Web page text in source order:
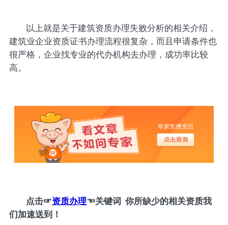
以上就是关于建筑资质办理失败分析的相关介绍，
建筑业企业资质证书办理流程很复杂，而且申请条件也
很严格，企业找专业的代办机构去办理，成功率比较
高。
点击☞资质办理☜关键词 你所缺少的相关资质我
们加速送到！